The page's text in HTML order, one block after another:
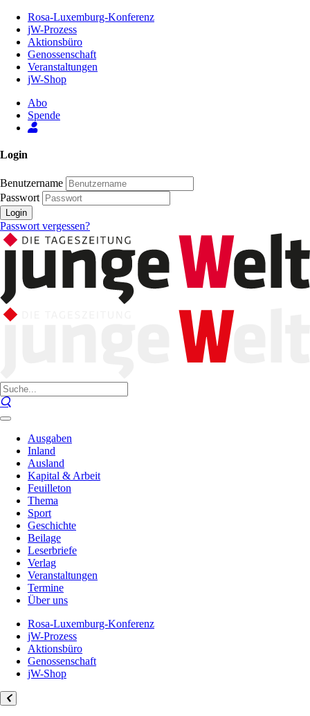
Inhalt
Seite
Rosa-Luxemburg-Konferenz
jW-Prozess
Aktionsbüro
Genossenschaft
Veranstaltungen
jW-Shop
Abo
Spende
Login
Benutzername
Passwort
Login
Passwort vergessen?
Ausgaben
Inland
Ausland
Kapital & Arbeit
Feuilleton
Thema
Sport
Geschichte
Beilage
Leserbriefe
Verlag
Veranstaltungen
Termine
Über uns
Rosa-Luxemburg-Konferenz
jW-Prozess
Aktionsbüro
Genossenschaft
jW-Shop